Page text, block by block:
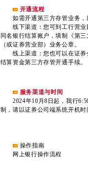
开通流程
如需开通第三方存管业务，
线下渠道：您可到工行营业
同名银行结算账户，填制《第
（或证券营业部）业务公章。
线上渠道：您也可以在证券
结算资金第三方存管开通手续。
服务渠道与时间
2024年10月8日起，我行
制，请以证券公司端系统开机
操作指南
网上银行操作流程